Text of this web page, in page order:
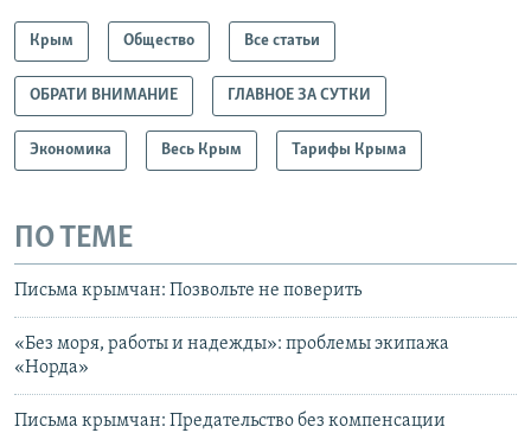
Крым Общество Все статьи
ОБРАТИ ВНИМАНИЕ ГЛАВНОЕ ЗА СУТКИ
Экономика Весь Крым Тарифы Крыма
ПО ТЕМЕ
Письма крымчан: Позвольте не поверить
«Без моря, работы и надежды»: проблемы экипажа
«Норда»
Письма крымчан: Предательство без компенсации